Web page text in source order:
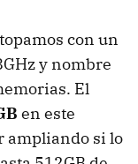
con un
y nombre
El
en este
ampliando si lo